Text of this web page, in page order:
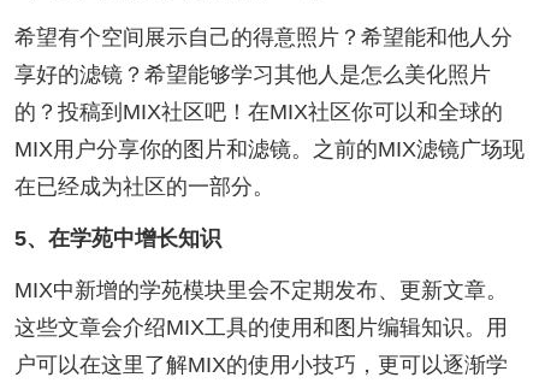
希望有个空间展示自己的得意照片？希望能和他人分
享好的滤镜？希望能够学习其他人是怎么美化照片
的？投稿到MIX社区吧！在MIX社区你可以和全球的
MIX用户分享你的图片和滤镜。之前的MIX滤镜广场现
在已经成为社区的一部分。
5、在学苑中增长知识
MIX中新增的学苑模块里会不定期发布、更新文章。
这些文章会介绍MIX工具的使用和图片编辑知识。用
户可以在这里了解MIX的使用小技巧，更可以逐渐学